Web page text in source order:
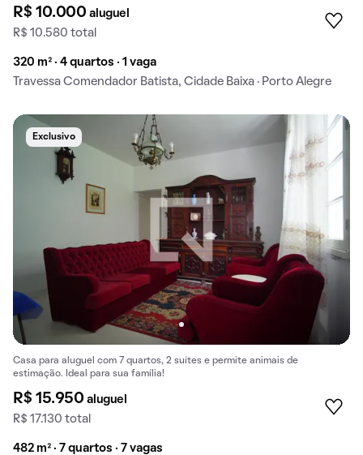
R$ 10.000aluguel
R$ 10.580 total
320 m² · 4 quartos · 1 vaga
Travessa Comendador Batista, Cidade Baixa · Porto Alegre
Exclusivo
Casa para aluguel com 7 quartos, 2 suítes e permite animais de
estimação. Ideal para sua família!
R$ 15.950aluguel
R$ 17.130 total
482 m² · 7 quartos · 7 vagas